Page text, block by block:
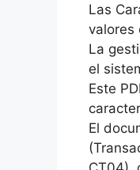
Las
valores
La
el
Este
El